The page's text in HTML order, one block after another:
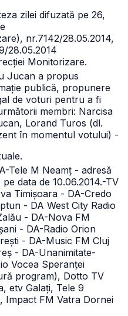
zilei difuzată pe 26,
nr.7142/28.05.2014,
28.05.2014
Monitorizare.
Jucan a propus
publică, propunere
de voturi pentru a fi
membri: Narcisa
Lorand Turos (dl.
în momentul votului) -
-Tele M Neamț - adresă
data de 10.06.2014.-TV
Timișoara - DA-Credo
- DA West City Radio
- DA-Nova FM
- DA-Radio Orion
- DA-Music FM Cluj
- DA-Unanimitate-
Vocea Speranței
program), Dotto TV
etv Galați, Tele 9
Impact FM Vatra Dornei